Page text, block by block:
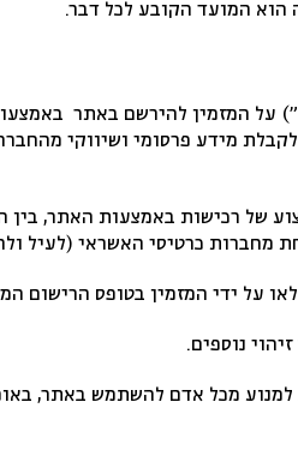
הוא המועד הקובע לכל דבר.
על המזמין להירשם באתר
כרטיסי האשראי (לעיל
על ידי המזמין בטופס הרישום
נוספים.
מכל אדם להשתמש באתר,